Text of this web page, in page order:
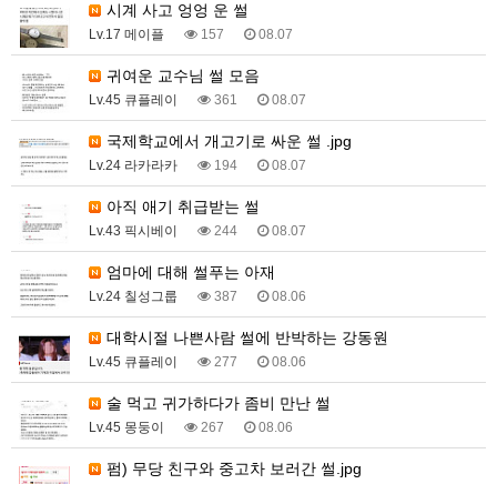
시계 사고 엉엉 운 썰
Lv.17 메이플 157 08.07
귀여운 교수님 썰 모음
Lv.45 큐플레이 361 08.07
국제학교에서 개고기로 싸운 썰 .jpg
Lv.24 라카라카 194 08.07
아직 애기 취급받는 썰
Lv.43 픽시베이 244 08.07
엄마에 대해 썰푸는 아재
Lv.24 칠성그룹 387 08.06
대학시절 나쁜사람 썰에 반박하는 강동원
Lv.45 큐플레이 277 08.06
술 먹고 귀가하다가 좀비 만난 썰
Lv.45 몽둥이 267 08.06
펌) 무당 친구와 중고차 보러간 썰.jpg